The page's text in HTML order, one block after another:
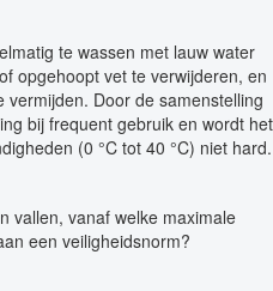
te wassen met lauw water
opgehoopt vet te verwijderen, en
Door de samenstelling
bij frequent gebruik en wordt het
(0 °C tot 40 °C) niet hard.
vallen, vanaf welke maximale
een veiligheidsnorm?